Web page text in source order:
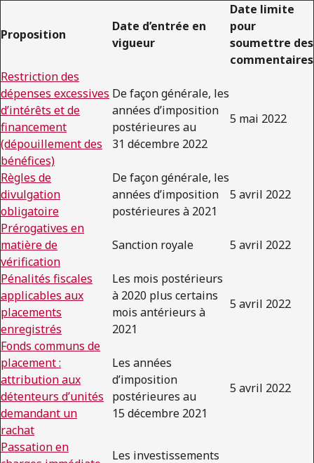
Proposition
Date d’entrée en
vigueur
Date limite
pour
soumettre des
commentaires
Restriction des
dépenses excessives
d’intérêts et de
financement
(dépouillement des
bénéfices)
De façon générale, les
années d’imposition
postérieures au
31 décembre 2022
5 mai 2022
Règles de
divulgation
obligatoire
De façon générale, les
années d’imposition
postérieures à 2021
5 avril 2022
Prérogatives en
matière de
vérification
Sanction royale 5 avril 2022
Pénalités fiscales
applicables aux
placements
enregistrés
Les mois postérieurs
à 2020 plus certains
mois antérieurs à
2021
5 avril 2022
Fonds communs de
placement :
attribution aux
détenteurs d’unités
demandant un
rachat
Les années
d’imposition
postérieures au
15 décembre 2021
5 avril 2022
Passation en
Les investissements